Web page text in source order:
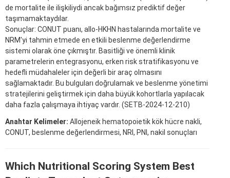
de mortalite ile ilişkiliydi ancak bağımsız prediktif değer
taşımamaktaydılar.
Sonuçlar: CONUT puanı, allo-HKHN hastalarında mortalite ve
NRM'yi tahmin etmede en etkili beslenme değerlendirme
sistemi olarak öne çıkmıştır. Basitliği ve önemli klinik
parametrelerin entegrasyonu, erken risk stratifikasyonu ve
hedefli müdahaleler için değerli bir araç olmasını
sağlamaktadır. Bu bulguları doğrulamak ve beslenme yönetimi
stratejilerini geliştirmek için daha büyük kohortlarla yapılacak
daha fazla çalışmaya ihtiyaç vardır. (SETB-2024-12-210)
Anahtar Kelimeler: Allojeneik hematopoietik kök hücre nakli,
CONUT, beslenme değerlendirmesi, NRI, PNI, nakil sonuçları
Which Nutritional Scoring System Best